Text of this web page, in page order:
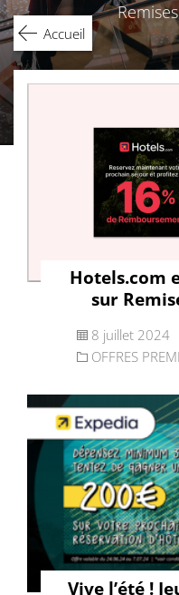
Accueil
Hotels.com
sur
8 juillet 2024
OFFRES
Vive l’été !